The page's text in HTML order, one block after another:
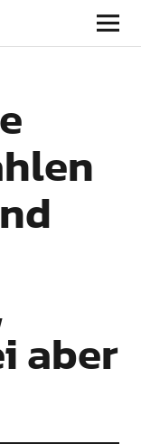
aber